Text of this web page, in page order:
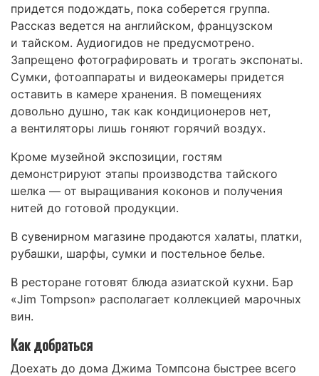
придется подождать, пока соберется группа.
Рассказ ведется на английском, французском
и тайском. Аудиогидов не предусмотрено.
Запрещено фотографировать и трогать экспонаты.
Сумки, фотоаппараты и видеокамеры придется
оставить в камере хранения. В помещениях
довольно душно, так как кондиционеров нет,
а вентиляторы лишь гоняют горячий воздух.
Кроме музейной экспозиции, гостям
демонстрируют этапы производства тайского
шелка — от выращивания коконов и получения
нитей до готовой продукции.
В сувенирном магазине продаются халаты, платки,
рубашки, шарфы, сумки и постельное белье.
В ресторане готовят блюда азиатской кухни. Бар
«Jim Tompson» располагает коллекцией марочных
вин.
Как добраться
Доехать до дома Джима Томпсона быстрее всего